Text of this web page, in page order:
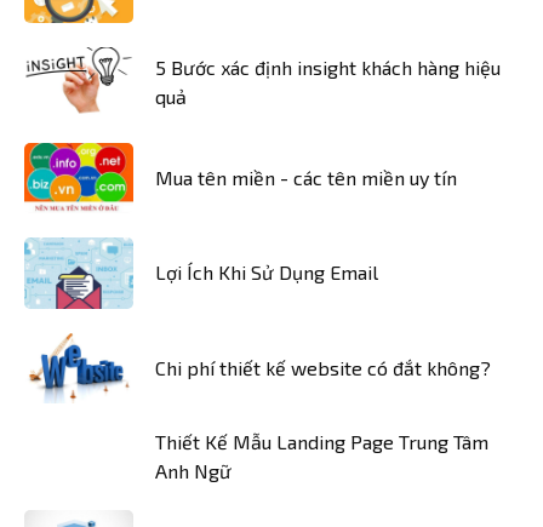
5 Bước xác định insight khách hàng hiệu
quả
Mua tên miền - các tên miền uy tín
Lợi Ích Khi Sử Dụng Email
Chi phí thiết kế website có đắt không?
Thiết Kế Mẫu Landing Page Trung Tâm
Anh Ngữ